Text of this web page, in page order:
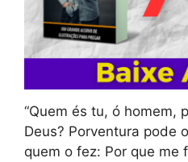
“Quem és tu, ó homem,
Deus? Porventura pode
quem o fez: Por que me